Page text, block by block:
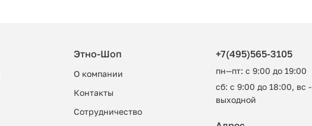
Этно-Шоп
О компании
Контакты
Сотрудничество
+7(495)565-3105
пн—пт: с 9:00 до 19:00
сб: с 9:00 до 18:00, вс -
выходной